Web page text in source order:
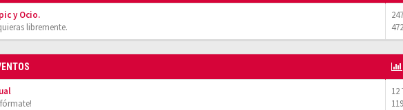
y Ocio.
libremente.
12